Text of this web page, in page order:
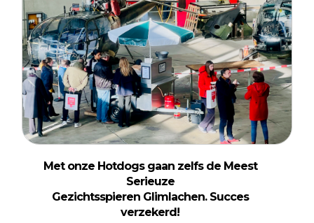
Met onze Hotdogs gaan zelfs de Meest
Serieuze
Gezichtsspieren Glimlachen. Succes
verzekerd!